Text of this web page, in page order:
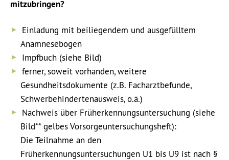
mitzubringen?
Einladung mit beiliegendem und ausgefülltem
Anamnesebogen
Impfbuch (siehe Bild)
ferner, soweit vorhanden, weitere
Gesundheitsdokumente (z.B. Facharztbefunde,
Schwerbehindertenausweis, o.ä.)
Nachweis über Früherkennungsuntersuchung (siehe
Bild** gelbes Vorsorgeuntersuchungsheft):
Die Teilnahme an den
Früherkennungsuntersuchungen U1 bis U9 ist nach §